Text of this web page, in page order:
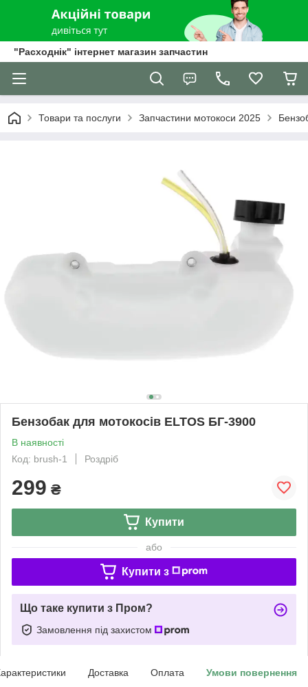
"Расходнік" інтернет магазин запчастин
Товари та послуги Запчастини мотокоси 2025
Бензобак для мотокосів ELTOS БГ-3900
В наявності
Код: brush-1
Роздріб
299 ₴
Купити
або
Купити з
Що таке купити з Пром?
Замовлення під захистом
Доставка Оплата Умови повернення